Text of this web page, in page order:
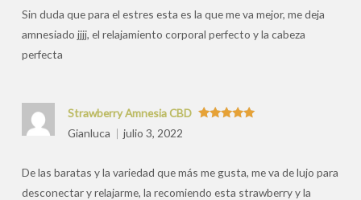
Sin duda que para el estres esta es la que me va mejor, me deja
amnesiado jjjj, el relajamiento corporal perfecto y la cabeza
perfecta
Strawberry Amnesia CBD
Gianluca
julio 3, 2022
De las baratas y la variedad que más me gusta, me va de lujo para
desconectar y relajarme, la recomiendo esta strawberry y la